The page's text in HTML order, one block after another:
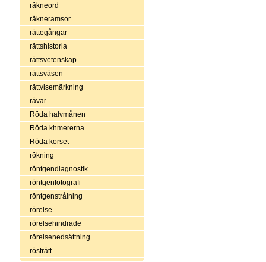
räkneord
räkneramsor
rättegångar
rättshistoria
rättsvetenskap
rättsväsen
rättvisemärkning
rävar
Röda halvmånen
Röda khmererna
Röda korset
rökning
röntgendiagnostik
röntgenfotografi
röntgenstrålning
rörelse
rörelsehindrade
rörelsenedsättning
rösträtt